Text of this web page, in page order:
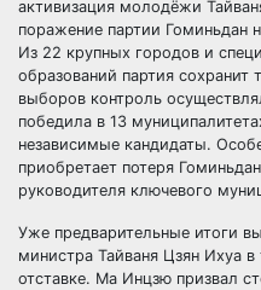
активизация молодёжи
поражение партии Гоминьдан
Из 22 крупных городов и
образований партия сохранит
выборов контроль
победила в 13
независимые кандидаты.
приобретает потеря
руководителя ключевого
Уже предварительные итоги
министра Тайваня Цзян Ихуа
отставке. Ма Инцзю призвал